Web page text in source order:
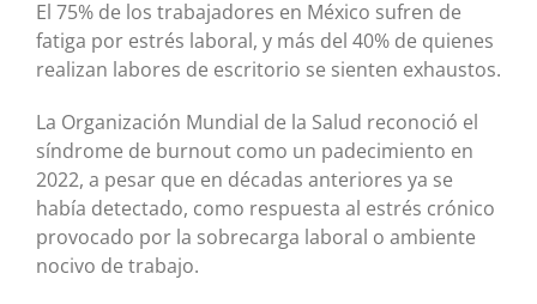
El 75% de los trabajadores en México sufren de
fatiga por estrés laboral, y más del 40% de quienes
realizan labores de escritorio se sienten exhaustos.
La Organización Mundial de la Salud reconoció el
síndrome de burnout como un padecimiento en
2022, a pesar que en décadas anteriores ya se
había detectado, como respuesta al estrés crónico
provocado por la sobrecarga laboral o ambiente
nocivo de trabajo.